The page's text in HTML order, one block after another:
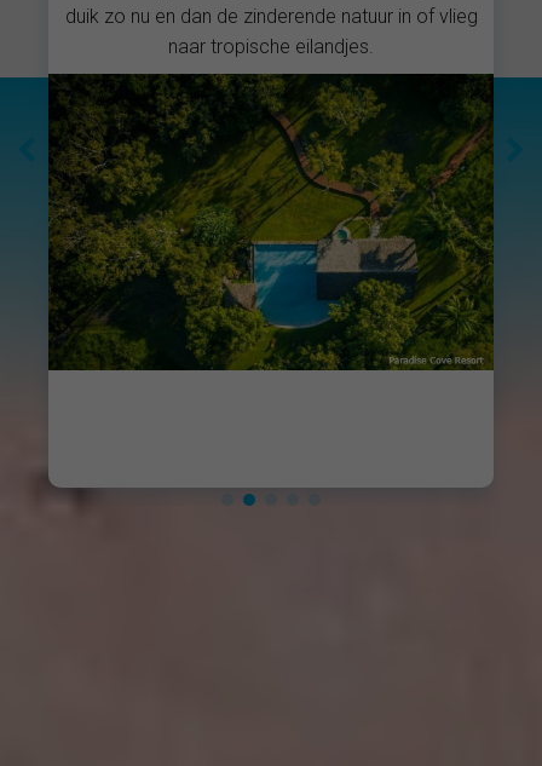
Sydney en Brisbane zo onwijs veel mooie natuur
te vinden is?!